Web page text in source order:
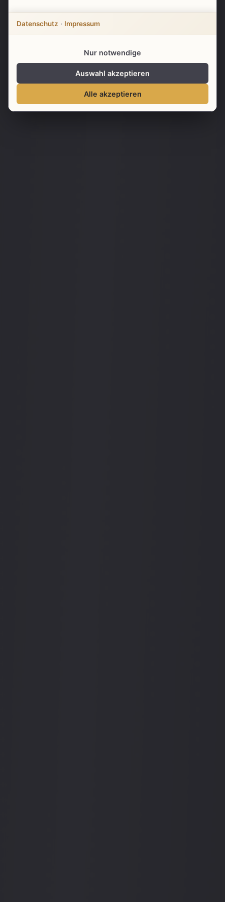
Angebot anfordern
Datenschutz · Impressum
Nur notwendige
Auswahl akzeptieren
Alle akzeptieren